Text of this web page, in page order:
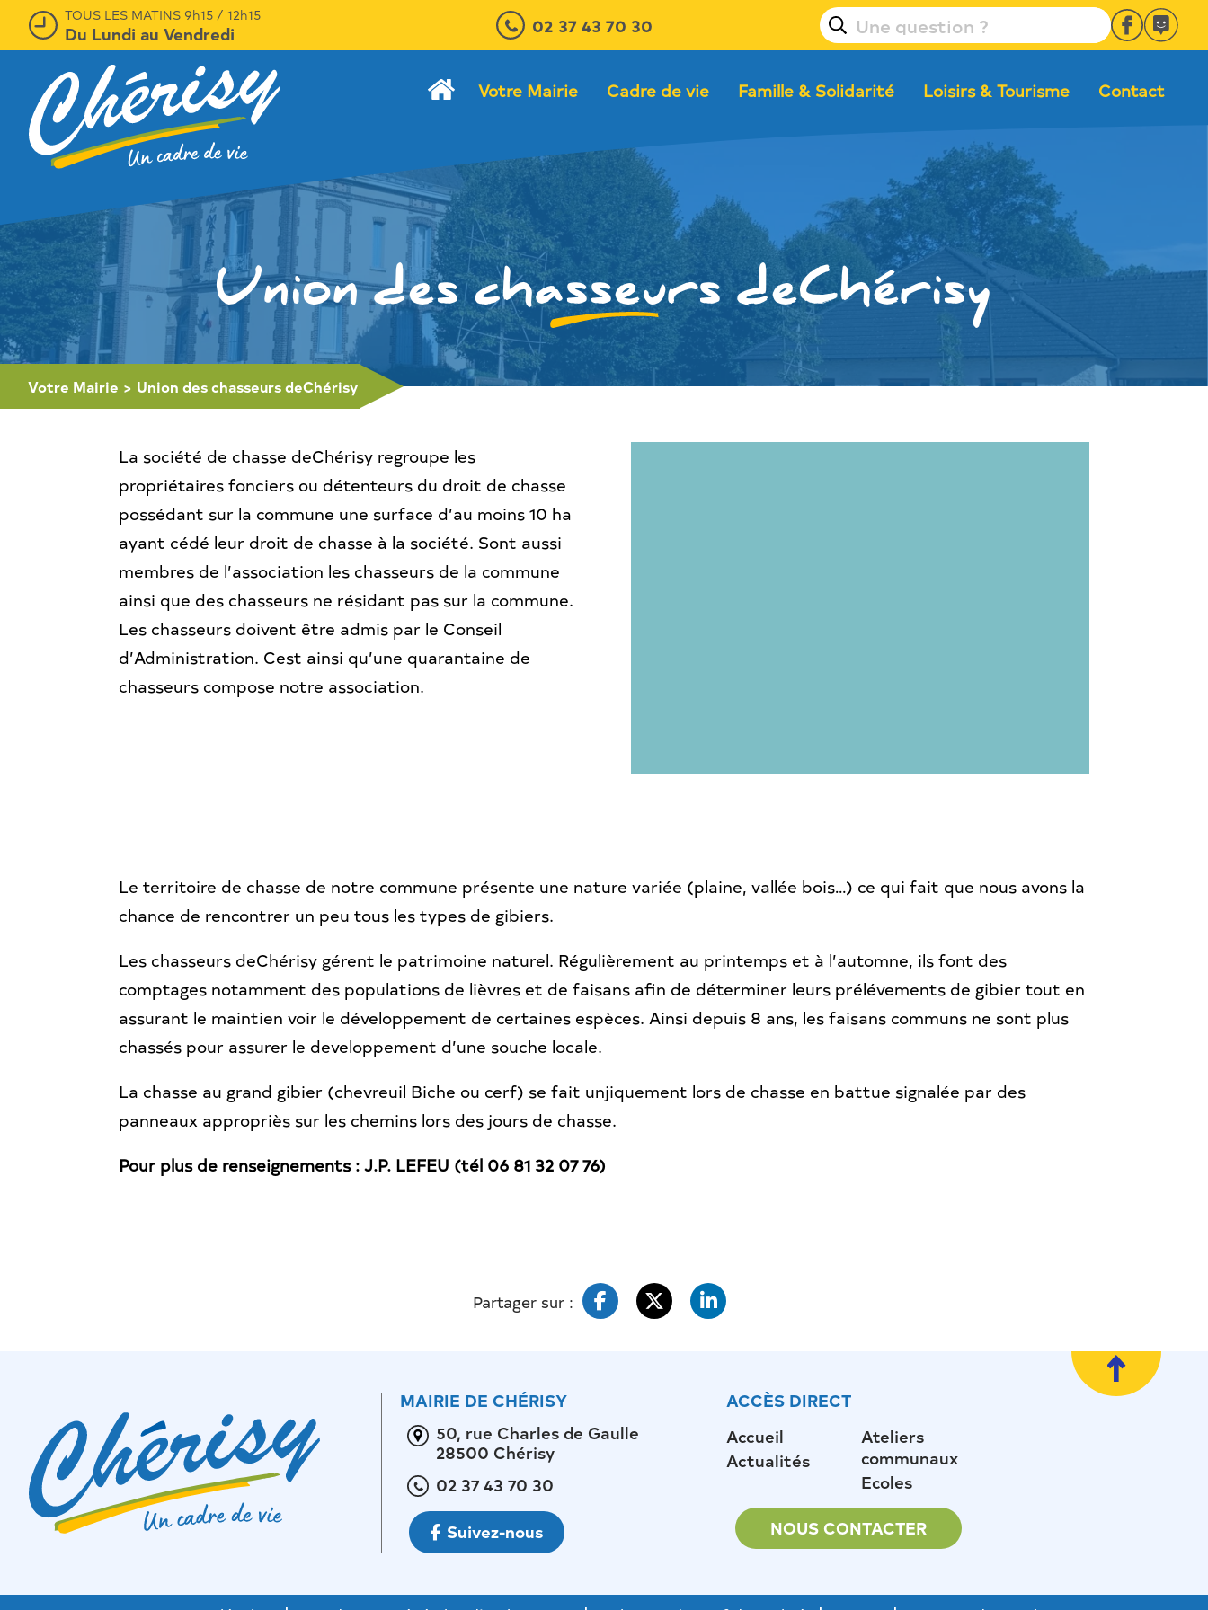
TOUS LES MATINS 9h15 / 12h15
Du Lundi au Vendredi 02 37 43 70 30
Votre Mairie Cadre de vie Famille & Solidarité Loisirs & Tourisme Contact
Union des chasseurs deChérisy
Votre Mairie > Union des chasseurs deChérisy
La société de chasse deChérisy regroupe les
propriétaires fonciers ou détenteurs du droit de chasse
possédant sur la commune une surface d’au moins 10 ha
ayant cédé leur droit de chasse à la société. Sont aussi
membres de l’association les chasseurs de la commune
ainsi que des chasseurs ne résidant pas sur la commune.
Les chasseurs doivent être admis par le Conseil
d’Administration. Cest ainsi qu’une quarantaine de
chasseurs compose notre association.
Le territoire de chasse de notre commune présente une nature variée (plaine, vallée bois…) ce qui fait que nous avons la
chance de rencontrer un peu tous les types de gibiers.
Les chasseurs deChérisy gérent le patrimoine naturel. Régulièrement au printemps et à l’automne, ils font des
comptages notamment des populations de lièvres et de faisans afin de déterminer leurs prélévements de gibier tout en
assurant le maintien voir le développement de certaines espèces. Ainsi depuis 8 ans, les faisans communs ne sont plus
chassés pour assurer le developpement d’une souche locale.
La chasse au grand gibier (chevreuil Biche ou cerf) se fait unjiquement lors de chasse en battue signalée par des
panneaux appropriès sur les chemins lors des jours de chasse.
Pour plus de renseignements : J.P. LEFEU (tél 06 81 32 07 76)
Partager sur :
MAIRIE DE CHÉRISY
50, rue Charles de Gaulle
28500 Chérisy
02 37 43 70 30
Suivez-nous
ACCÈS DIRECT
Accueil
Actualités
Ateliers
communaux
Ecoles
NOUS CONTACTER